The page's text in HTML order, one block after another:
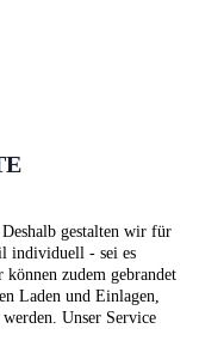
gestalten wir für
individuell - sei es
zudem gebrandet
Laden und Einlagen,
Unser Service